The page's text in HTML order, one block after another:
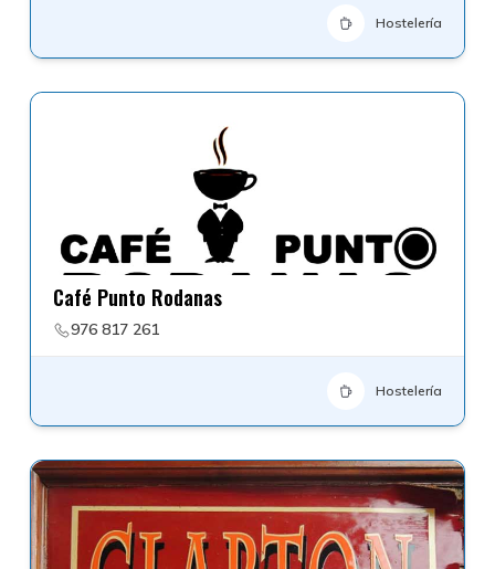
Hostelería
Café Punto Rodanas
976 817 261
Hostelería